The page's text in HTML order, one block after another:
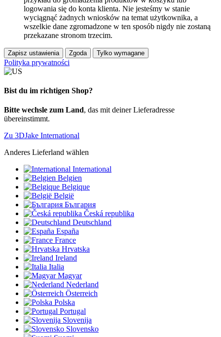
logowania się do konta klienta. Nie jesteśmy w stanie
wyciągnąć żadnych wniosków na temat użytkownika, a
wszelkie dane zgromadzone w ten sposób nigdy nie zostaną
przekazane stronom trzecim.
Zapisz ustawienia Zgoda Tylko wymagane
Polityka prywatności
Bist du im richtigen Shop?
Bitte wechsle zum Land, das mit deiner Lieferadresse
übereinstimmt.
Zu 3DJake International
Anderes Lieferland wählen
International
Belgien
Belgique
België
България
Česká republika
Deutschland
España
France
Hrvatska
Ireland
Italia
Magyar
Nederland
Österreich
Polska
Portugal
Slovenija
Slovensko